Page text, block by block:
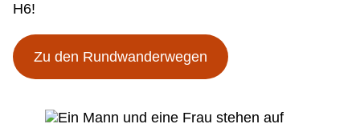
H6!
Zu den Rundwanderwegen